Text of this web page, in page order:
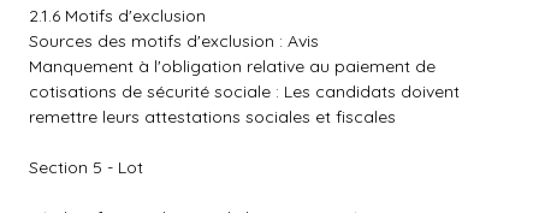
2.1.6 Motifs d'exclusion
Sources des motifs d'exclusion : Avis
Manquement à l'obligation relative au paiement de
cotisations de sécurité sociale : Les candidats doivent
remettre leurs attestations sociales et fiscales
Section 5 - Lot